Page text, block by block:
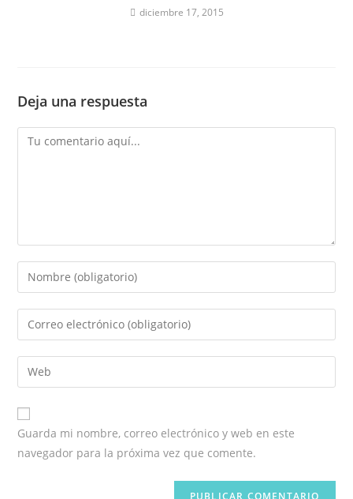
diciembre 17, 2015
Deja una respuesta
Comentario
Introduce
tu
nombre
de
usuario
para
comentar
Introduce
tu
dirección
de
electrónico
para
comentar
Introduce
la
URL
de
Guarda mi nombre, correo electrónico y web en este
navegador para la próxima vez que comente.